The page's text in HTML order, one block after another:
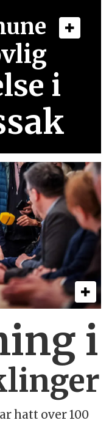
i
i
hatt over 100